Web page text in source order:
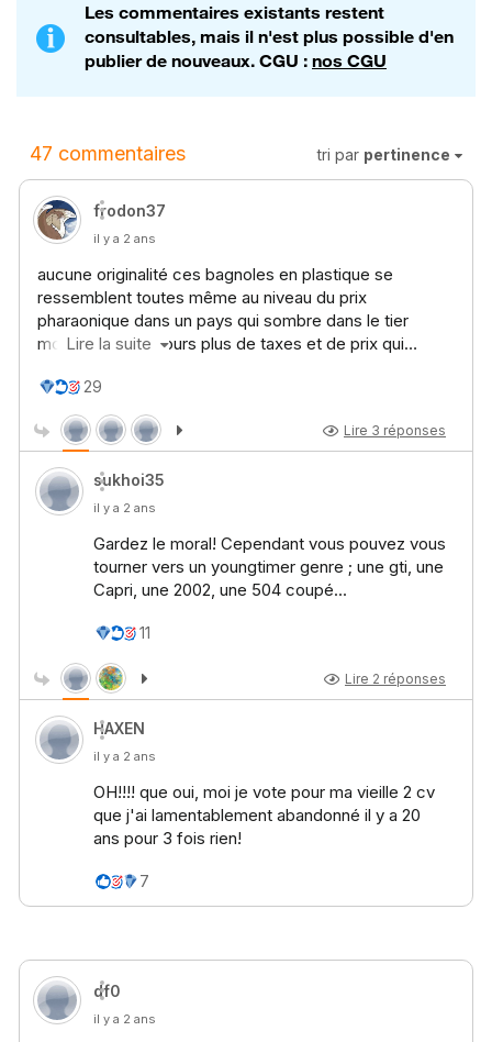
Les commentaires existants restent
consultables, mais il n'est plus possible d'en
publier de nouveaux. CGU : nos CGU